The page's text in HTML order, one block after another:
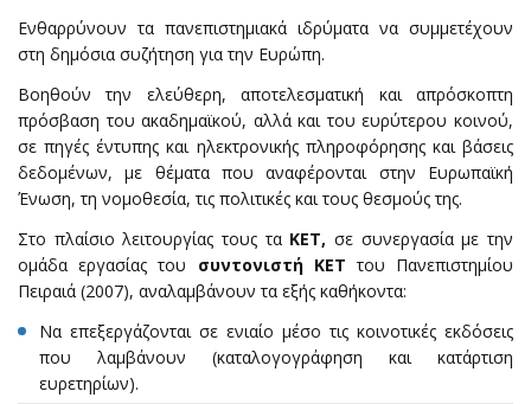
Ενθαρρύνουν τα πανεπιστημιακά ιδρύματα να συμμετέχουν
στη δημόσια συζήτηση για την Ευρώπη.
Βοηθούν την ελεύθερη, αποτελεσματική και απρόσκοπτη
πρόσβαση του ακαδημαϊκού, αλλά και του ευρύτερου κοινού,
σε πηγές έντυπης και ηλεκτρονικής πληροφόρησης και βάσεις
δεδομένων, με θέματα που αναφέρονται στην Ευρωπαϊκή
Ένωση, τη νομοθεσία, τις πολιτικές και τους θεσμούς της.
Στο πλαίσιο λειτουργίας τους τα ΚΕΤ, σε συνεργασία με την
ομάδα εργασίας του συντονιστή ΚΕΤτου Πανεπιστημίου
Πειραιά (2007), αναλαμβάνουν τα εξής καθήκοντα:
Να επεξεργάζονται σε ενιαίο μέσο τις κοινοτικές εκδόσεις
που λαμβάνουν (καταλογογράφηση και κατάρτιση
ευρετηρίων).